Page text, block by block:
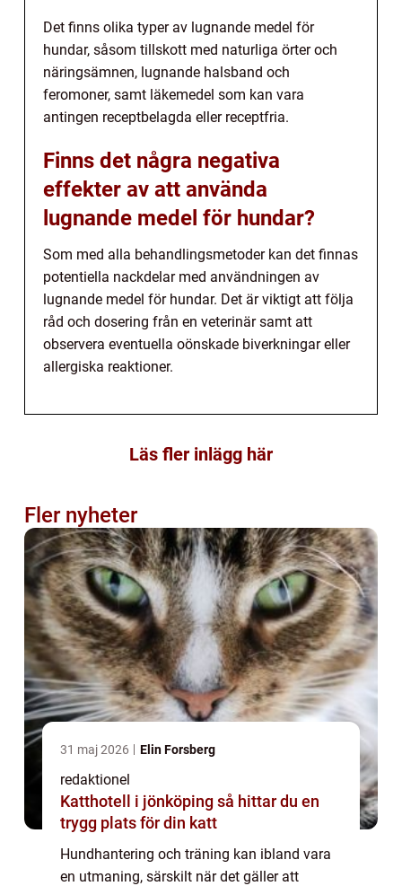
Det finns olika typer av lugnande medel för
hundar, såsom tillskott med naturliga örter och
näringsämnen, lugnande halsband och
feromoner, samt läkemedel som kan vara
antingen receptbelagda eller receptfria.
Finns det några negativa
effekter av att använda
lugnande medel för hundar?
Som med alla behandlingsmetoder kan det finnas
potentiella nackdelar med användningen av
lugnande medel för hundar. Det är viktigt att följa
råd och dosering från en veterinär samt att
observera eventuella oönskade biverkningar eller
allergiska reaktioner.
Läs fler inlägg här
Fler nyheter
31 maj 2026 Elin Forsberg
redaktionel
Katthotell i jönköping så hittar du en
trygg plats för din katt
Hundhantering och träning kan ibland vara
en utmaning, särskilt när det gäller att